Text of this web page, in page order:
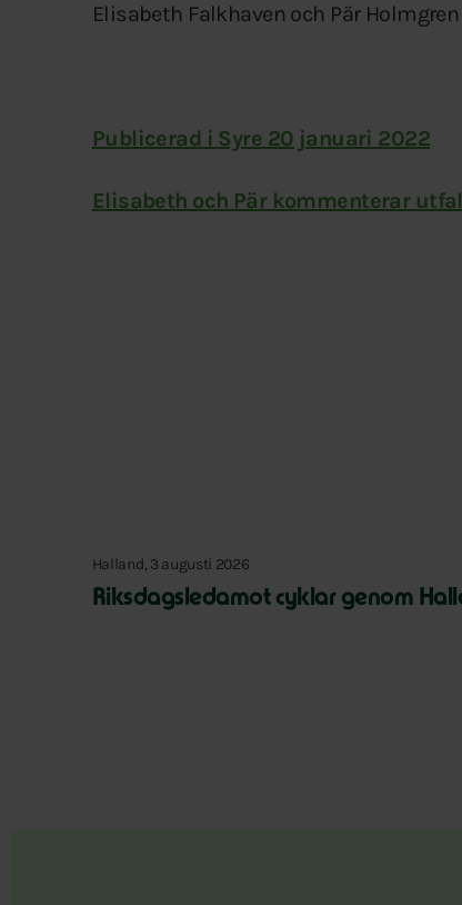
Elisabeth Falkhaven och Pär Holmgren
Publicerad i Syre 20 januari 2022
Elisabeth och Pär kommenterar
Halland, 3 augusti 2026
Riksdagsledamot cyklar genom